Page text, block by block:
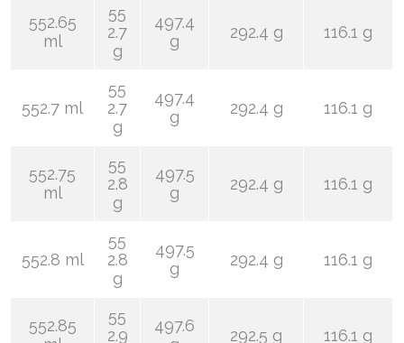
552.65
ml
55
2.7
g
497.4
g
292.4 g 116.1 g
552.7 ml
55
2.7
g
497.4
g
292.4 g 116.1 g
552.75
ml
55
2.8
g
497.5
g
292.4 g 116.1 g
552.8 ml
55
2.8
g
497.5
g
292.4 g 116.1 g
552.85
55
2.9
497.6
292.5 g 116.1 g